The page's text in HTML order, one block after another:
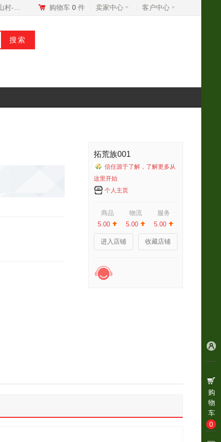
购物车 0 件 卖家中心 客户中心
购
物
车
0
拓荒族001
信任源于了解，了解更多从
这里开始
个人主页
商品
5.00
物流
5.00
服务
5.00
进入店铺 收藏店铺